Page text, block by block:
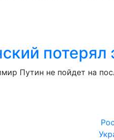
Путин не пойдет на